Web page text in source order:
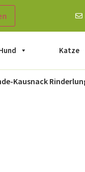
Katze
Kausnack